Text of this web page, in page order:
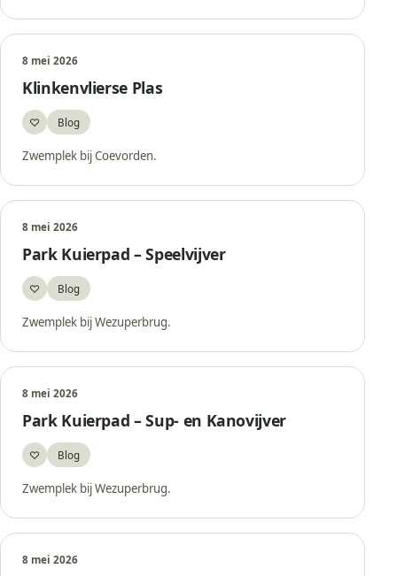
8 mei 2026
Klinkenvlierse Plas
♡Bewaar
Blog
Zwemplek bij Coevorden.
8 mei 2026
Park Kuierpad – Speelvijver
♡Bewaar
Blog
Zwemplek bij Wezuperbrug.
8 mei 2026
Park Kuierpad – Sup- en Kanovijver
♡Bewaar
Blog
Zwemplek bij Wezuperbrug.
8 mei 2026